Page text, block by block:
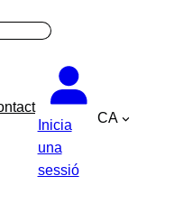
Inicia
una
sessió
CA